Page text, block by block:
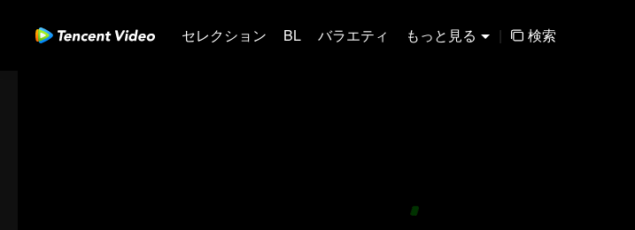
セレクション BL バラエティ もっと見る | 検索